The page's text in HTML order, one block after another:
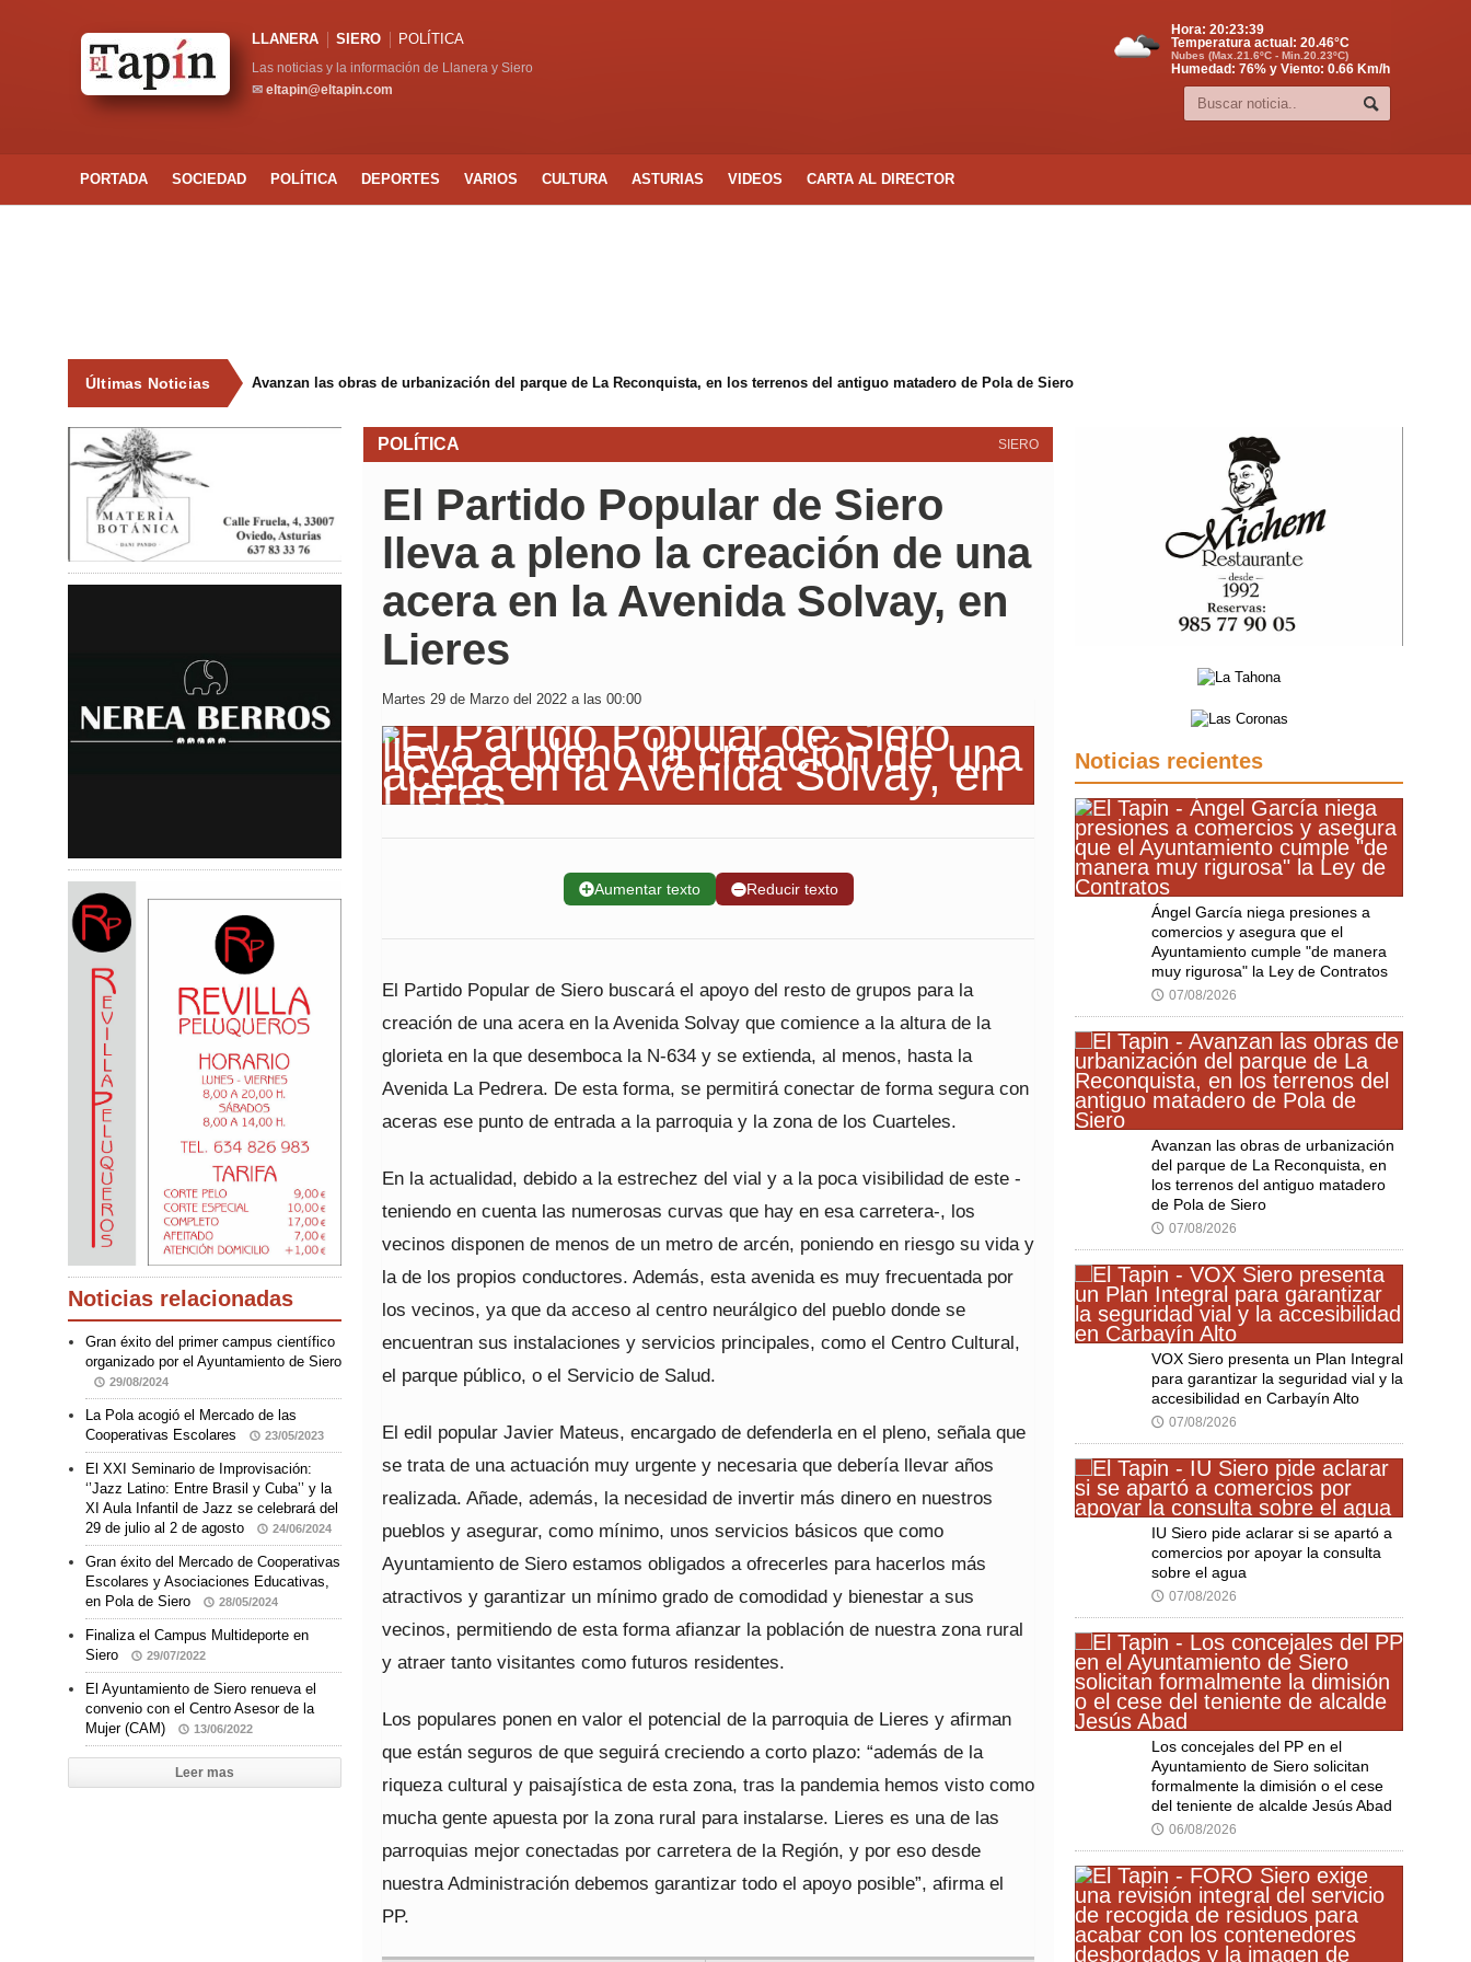
LLANERA SIERO POLÍTICA
Las noticias y la información de Llanera y Siero
✉ eltapin@eltapin.com
Hora: 20:23:39
Temperatura actual: 20.46°C
Nubes (Max.21.6ºC - Min.20.23ºC)
Humedad: 76% y Viento: 0.66 Km/h
PORTADA SOCIEDAD POLÍTICA DEPORTES VARIOS CULTURA ASTURIAS VIDEOS CARTA AL DIRECTOR
Últimas Noticias Avanzan las obras de urbanización del parque de La Reconquista, en los terrenos del antiguo matadero de Pola de Siero
SIERO
POLÍTICA
El Partido Popular de Siero
lleva a pleno la creación de una
acera en la Avenida Solvay, en
Lieres
Martes 29 de Marzo del 2022 a las 00:00
➕Aumentar texto ➖Reducir texto
El Partido Popular de Siero buscará el apoyo del resto de grupos para la
creación de una acera en la Avenida Solvay que comience a la altura de la
glorieta en la que desemboca la N-634 y se extienda, al menos, hasta la
Avenida La Pedrera. De esta forma, se permitirá conectar de forma segura con
aceras ese punto de entrada a la parroquia y la zona de los Cuarteles.
En la actualidad, debido a la estrechez del vial y a la poca visibilidad de este -
teniendo en cuenta las numerosas curvas que hay en esa carretera-, los
vecinos disponen de menos de un metro de arcén, poniendo en riesgo su vida y
la de los propios conductores. Además, esta avenida es muy frecuentada por
los vecinos, ya que da acceso al centro neurálgico del pueblo donde se
encuentran sus instalaciones y servicios principales, como el Centro Cultural,
el parque público, o el Servicio de Salud.
El edil popular Javier Mateus, encargado de defenderla en el pleno, señala que
se trata de una actuación muy urgente y necesaria que debería llevar años
realizada. Añade, además, la necesidad de invertir más dinero en nuestros
pueblos y asegurar, como mínimo, unos servicios básicos que como
Ayuntamiento de Siero estamos obligados a ofrecerles para hacerlos más
atractivos y garantizar un mínimo grado de comodidad y bienestar a sus
vecinos, permitiendo de esta forma afianzar la población de nuestra zona rural
y atraer tanto visitantes como futuros residentes.
Los populares ponen en valor el potencial de la parroquia de Lieres y afirman
que están seguros de que seguirá creciendo a corto plazo: “además de la
riqueza cultural y paisajística de esta zona, tras la pandemia hemos visto como
mucha gente apuesta por la zona rural para instalarse. Lieres es una de las
parroquias mejor conectadas por carretera de la Región, y por eso desde
nuestra Administración debemos garantizar todo el apoyo posible”, afirma el
PP.
Noticias relacionadas
Gran éxito del primer campus científico
organizado por el Ayuntamiento de Siero
29/08/2024
La Pola acogió el Mercado de las
Cooperativas Escolares
23/05/2023
El XXI Seminario de Improvisación:
‘’Jazz Latino: Entre Brasil y Cuba’’ y la
XI Aula Infantil de Jazz se celebrará del
29 de julio al 2 de agosto
24/06/2024
Gran éxito del Mercado de Cooperativas
Escolares y Asociaciones Educativas,
en Pola de Siero
28/05/2024
Finaliza el Campus Multideporte en
Siero
29/07/2022
El Ayuntamiento de Siero renueva el
convenio con el Centro Asesor de la
Mujer (CAM)
13/06/2022
Leer mas
Noticias recientes
Ángel García niega presiones a
comercios y asegura que el
Ayuntamiento cumple "de manera
muy rigurosa" la Ley de Contratos
🕔 07/08/2026
Avanzan las obras de urbanización
del parque de La Reconquista, en
los terrenos del antiguo matadero
de Pola de Siero
🕔 07/08/2026
VOX Siero presenta un Plan Integral
para garantizar la seguridad vial y la
accesibilidad en Carbayín Alto
🕔 07/08/2026
IU Siero pide aclarar si se apartó a
comercios por apoyar la consulta
sobre el agua
🕔 07/08/2026
Los concejales del PP en el
Ayuntamiento de Siero solicitan
formalmente la dimisión o el cese
del teniente de alcalde Jesús Abad
🕔 06/08/2026